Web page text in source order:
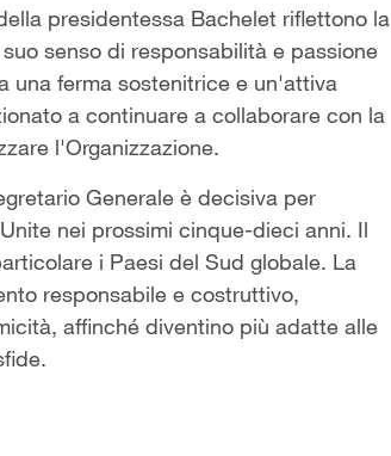
presidentessa Bachelet riflettono la
senso di responsabilità e passione
una ferma sostenitrice e un'attiva
a continuare a collaborare con la
l'Organizzazione.
Generale è decisiva per
nei prossimi cinque-dieci anni. Il
i Paesi del Sud globale. La
responsabile e costruttivo,
affinché diventino più adatte alle